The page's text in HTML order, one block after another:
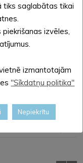
CBR” pēc SIA
nodrošina
attiecību
speciāliste
tiks saglabātas tikai
izvēles,
izmantotajām
"Sīkdatņu politika"
Nepiekrītu